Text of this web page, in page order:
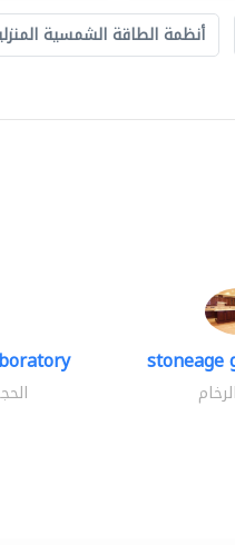
أنظمة الطاقة الشمسية
stoneage